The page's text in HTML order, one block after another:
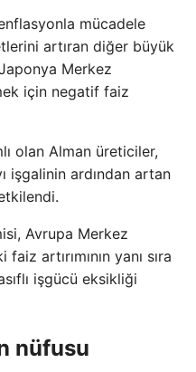
mücadele
artıran diğer büyük
Merkez
için negatif faiz
olan Alman üreticiler,
işgalinin ardından artan
Avrupa Merkez
artırımının yanı sıra
işgücü eksikliği
nüfusu